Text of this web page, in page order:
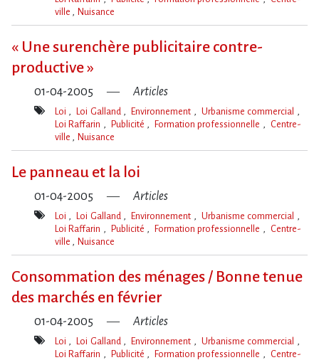
Mot(s)-
ville
Nuisance
« Une surenchère publicitaire contre-
productive »
01-04-2005 Articles
Mot(s)-
Loi Loi Galland Environnement
Urbanisme commercial
Loi Raffarin
Publicité Formation professionnelle
Centre-
ville
Nuisance
Le panneau et la loi
01-04-2005 Articles
Mot(s)-
Loi Loi Galland Environnement
Urbanisme commercial
Loi Raffarin
Publicité Formation professionnelle
Centre-
ville
Nuisance
Consommation des ménages / Bonne tenue
des marchés en février
01-04-2005 Articles
Loi Loi Galland Environnement
Urbanisme commercial
Loi Raffarin
Publicité Formation professionnelle
Centre-